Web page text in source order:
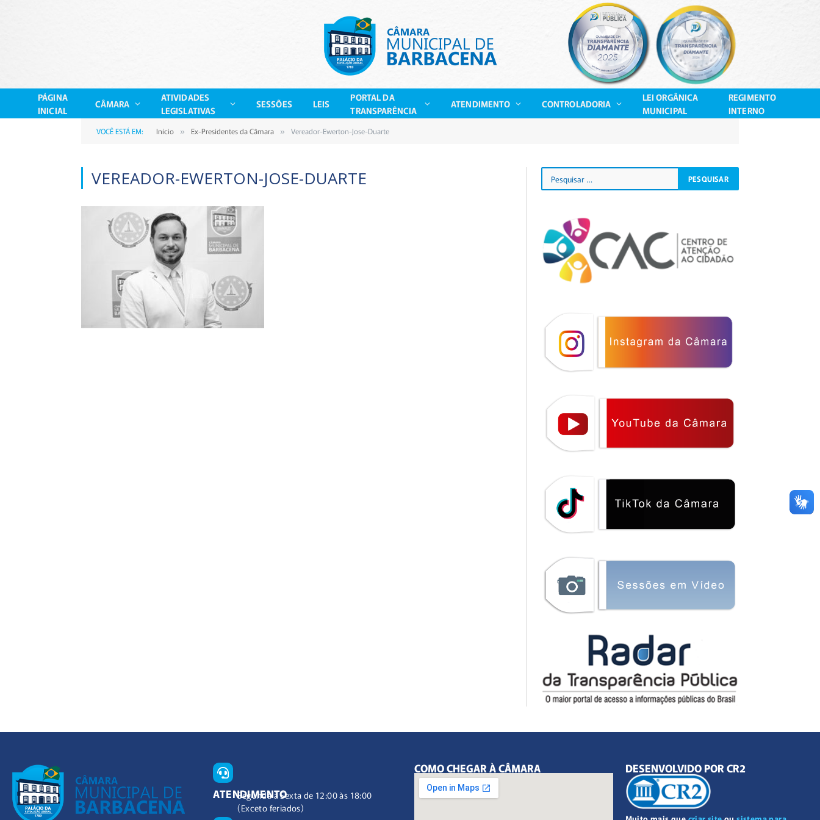
PÁGINA
INICIAL
CÂMARA
ATIVIDADES
LEGISLATIVAS
SESSÕES LEIS
PORTAL DA
TRANSPARÊNCIA
ATENDIMENTO CONTROLADORIA
LEI ORGÂNICA
MUNICIPAL
REGIMENTO
INTERNO
VOCÊ ESTÁ EM: Início » Ex-Presidentes da Câmara » Vereador-Ewerton-Jose-Duarte
VEREADOR-EWERTON-JOSE-DUARTE
ATENDIMENTO
Segunda à Sexta de 12:00 às 18:00
(Exceto feriados)
COMO CHEGAR À CÂMARA DESENVOLVIDO POR CR2